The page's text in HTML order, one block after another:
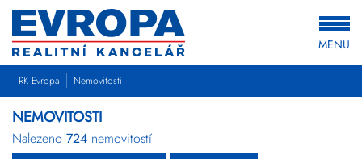
MENU
RK Evropa Nemovitosti
NEMOVITOSTI
Nalezeno 724 nemovitostí